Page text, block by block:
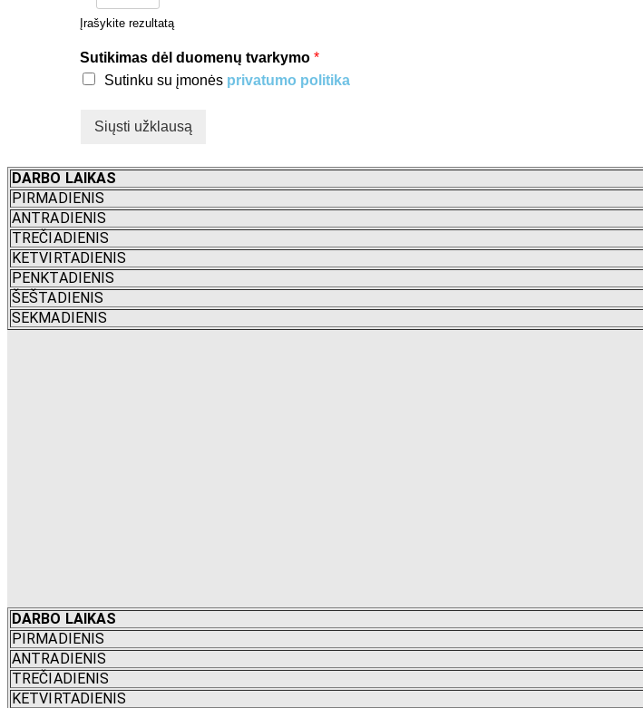
Įrašykite rezultatą
Sutikimas dėl duomenų tvarkymo *
Sutinku su įmonės privatumo politika
Siųsti užklausą
DARBO LAIKAS
PIRMADIENIS
ANTRADIENIS
TREČIADIENIS
KETVIRTADIENIS
PENKTADIENIS
ŠEŠTADIENIS
SEKMADIENIS
DARBO LAIKAS
PIRMADIENIS
ANTRADIENIS
TREČIADIENIS
KETVIRTADIENIS